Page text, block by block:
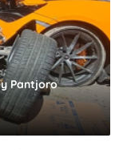
Pantjoro